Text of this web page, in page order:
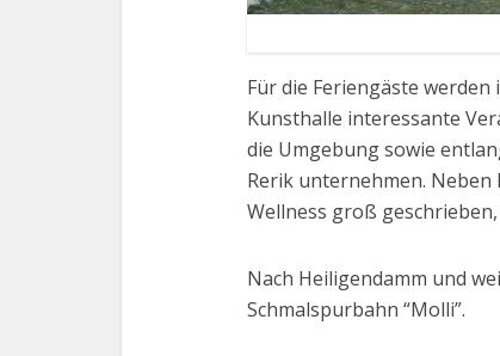
Für die Feriengäste
Kunsthalle interessante
die Umgebung sowie
Rerik unternehmen.
Wellness groß
Nach Heiligendamm und
Schmalspurbahn “Molli”.